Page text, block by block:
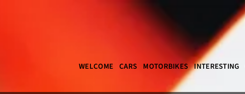
WELCOME CARS MOTORBIKES INTERESTING